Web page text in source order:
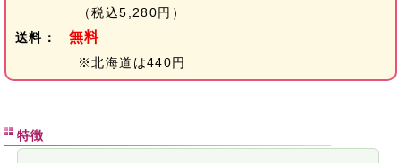
（税込5,280円）
送料：
無料
※北海道は440円
特徴